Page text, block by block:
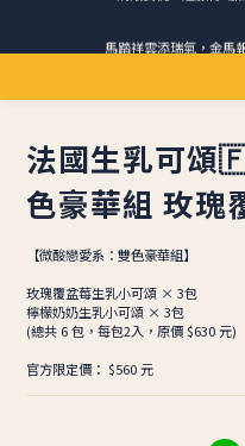
ＣＨＲＩＳＰＹ會員好禮｜集
法國生乳可頌
色豪華組 玫瑰
【微酸戀愛系：雙色豪華組】
​玫瑰覆盆莓生乳小可頌 × 3包
​檸檬奶奶生乳小可頌 × 3包
​(總共 6 包，每包2入，原價 $630 元)
​官方限定價： $560 元